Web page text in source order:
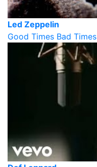
Led Zeppelin
Good Times Bad Times